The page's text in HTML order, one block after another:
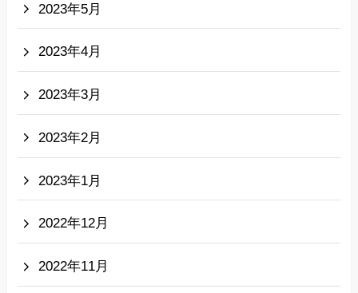
2023年5月
2023年4月
2023年3月
2023年2月
2023年1月
2022年12月
2022年11月